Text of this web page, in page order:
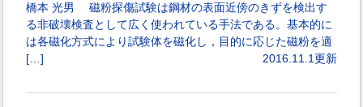
橋本 光男 磁粉探傷試験は鋼材の表面近傍のきずを検出す
る非破壊検査として広く使われている手法である。基本的に
は各磁化方式により試験体を磁化し，目的に応じた磁粉を適
[…]
2016.11.1更新